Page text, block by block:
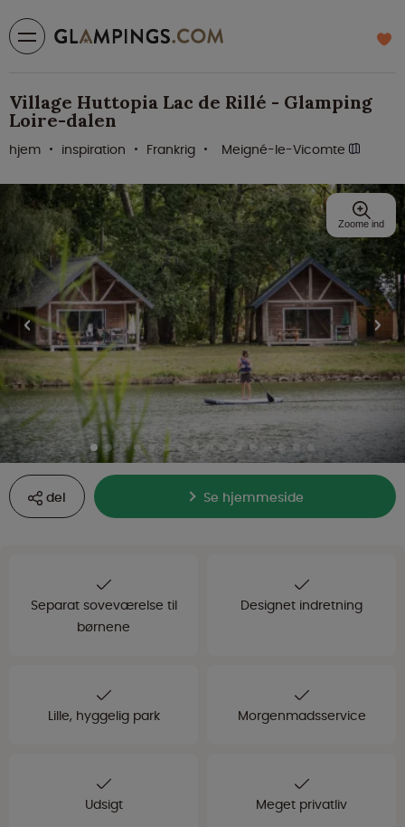
Village Huttopia Lac de Rillé - Glamping
Loire-dalen
hjem inspiration Frankrig Meigné-le-Vicomte
del Se hjemmeside
Zoome ind
Separat soveværelse til
børnene
Designet indretning
Lille, hyggelig park Morgenmadsservice
Udsigt Meget privatliv